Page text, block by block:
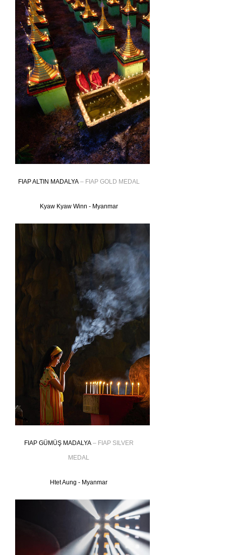
FIAP ALTIN MADALYA– FIAP GOLD MEDAL
Kyaw Kyaw Winn - Myanmar
FIAP GÜMÜŞ MADALYA– FIAP SILVER
MEDAL
Htet Aung - Myanmar